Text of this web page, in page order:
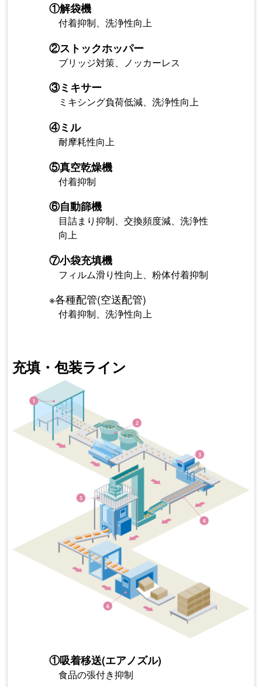
①解袋機
付着抑制、洗浄性向上
②ストックホッパー
ブリッジ対策、ノッカーレス
③ミキサー
ミキシング負荷低減、洗浄性向上
④ミル
耐摩耗性向上
⑤真空乾燥機
付着抑制
⑥自動篩機
目詰まり抑制、交換頻度減、洗浄性
向上
⑦小袋充填機
フィルム滑り性向上、粉体付着抑制
※各種配管(空送配管)
付着抑制、洗浄性向上
充填・包装ライン
①吸着移送(エアノズル)
食品の張付き抑制